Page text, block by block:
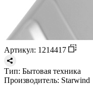
Артикул: 1214417
Тип: Бытовая техника
Производитель: Starwind